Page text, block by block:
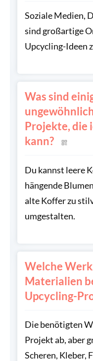
Soziale Medien,
sind großartige
Upcycling-Ideen
Was sind
Projekte, die
kann?
Du kannst leere
hängende
alte Koffer zu
umgestalten.
Welche
Materialien
Upcycling-
Die benötigten
Projekt ab, aber
Scheren, Kleber,